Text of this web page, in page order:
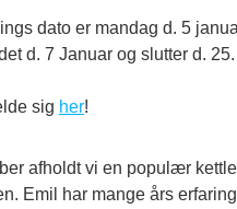
dato er mandag d. 5
d. 7 Januar og slutter d.
sig her!
afholdt vi en populær
Emil har mange års